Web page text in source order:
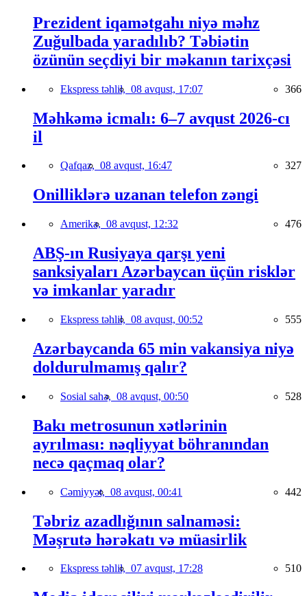
Prezident iqamətgahı niyə məhz
Zuğulbada yaradılıb? Təbiətin
özünün seçdiyi bir məkanın tarixçəsi
Ekspress təhlil, 08 avqust, 17:07 366
Məhkəmə icmalı: 6–7 avqust 2026-cı
il
Qafqaz, 08 avqust, 16:47 327
Onilliklərə uzanan telefon zəngi
Amerika, 08 avqust, 12:32 476
ABŞ-ın Rusiyaya qarşı yeni
sanksiyaları Azərbaycan üçün risklər
və imkanlar yaradır
Ekspress təhlil, 08 avqust, 00:52 555
Azərbaycanda 65 min vakansiya niyə
doldurulmamış qalır?
Sosial sahə, 08 avqust, 00:50 528
Bakı metrosunun xətlərinin
ayrılması: nəqliyyat böhranından
necə qaçmaq olar?
Cəmiyyət, 08 avqust, 00:41 442
Təbriz azadlığının salnaməsi:
Məşrutə hərəkatı və müasirlik
Ekspress təhlil, 07 avqust, 17:28 510